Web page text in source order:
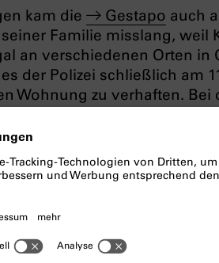
kam die Gestapo auch
Familie misslang, weil
an verschiedenen Orten in
der Polizei schließlich am
Wohnung zu verhaften. Bei
deshalb vom
durch
Gesinnung“ zu acht
im Zuchthaus Kaisheim,
der fünf Prozesse gegen
21.4.1944 vom